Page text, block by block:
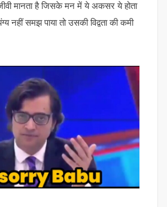
मानता है जिसके मन में ये अकसर ये होता
नहीं समझ पाया तो उसकी विद्वता की कमी